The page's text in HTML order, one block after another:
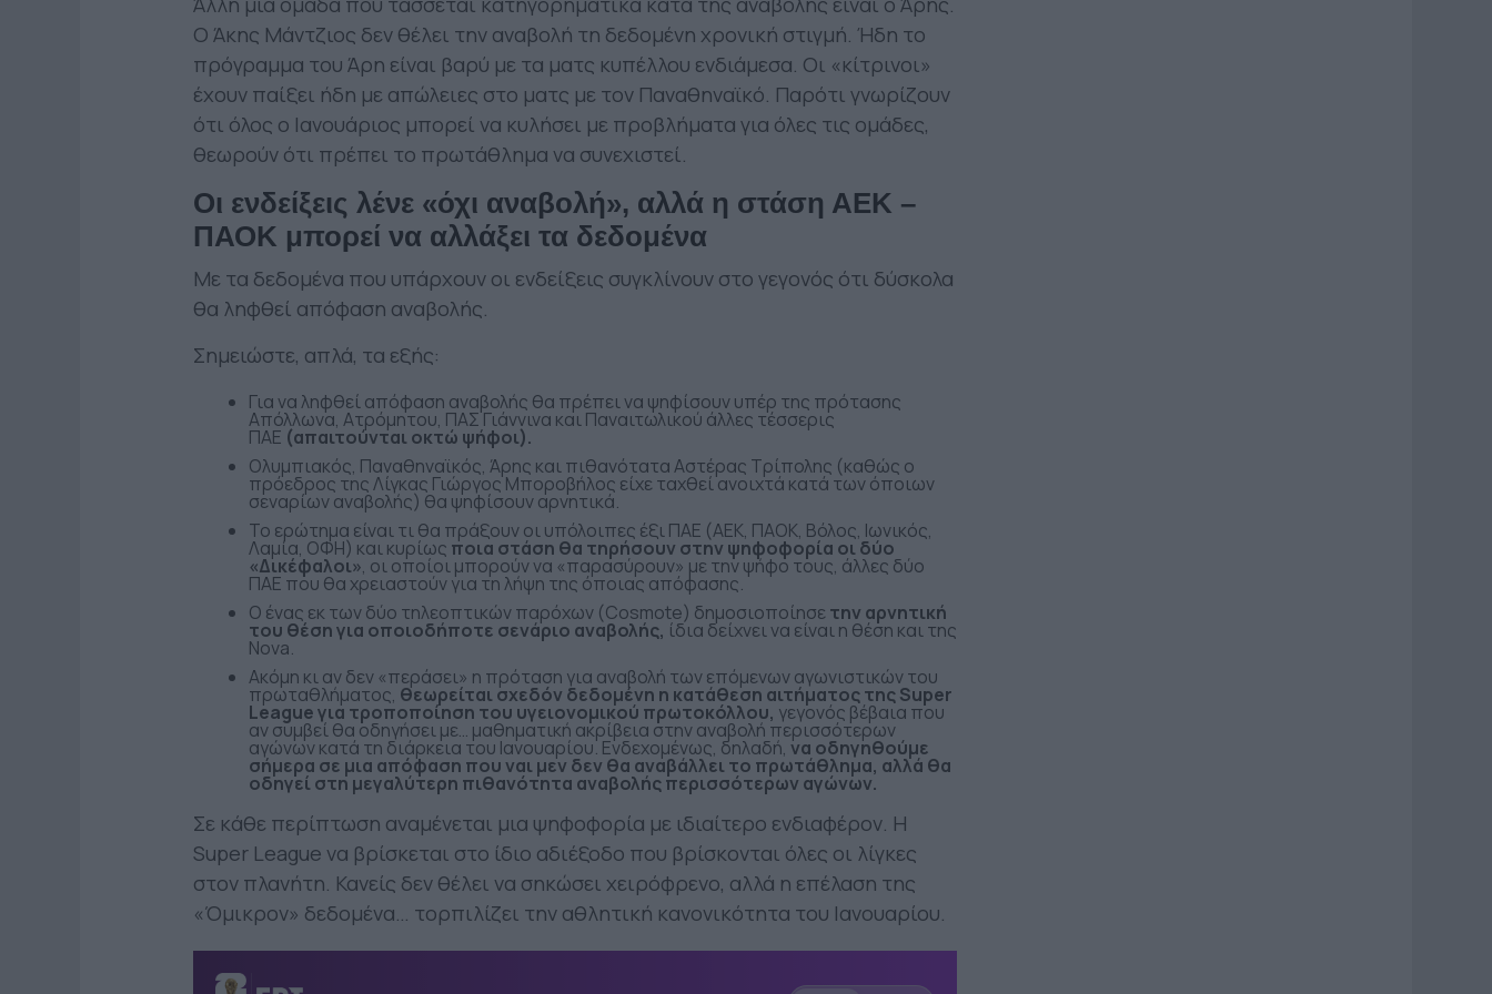
Ο Άκης Μάντζιος δεν θέλει την αναβολή τη δεδομένη χρονική στιγμή. Ήδη το
πρόγραμμα του Άρη είναι βαρύ με τα ματς κυπέλλου ενδιάμεσα. Οι «κίτρινοι»
έχουν παίξει ήδη με απώλειες στο ματς με τον Παναθηναϊκό. Παρότι γνωρίζουν
ότι όλος ο Ιανουάριος μπορεί να κυλήσει με προβλήματα για όλες τις ομάδες,
θεωρούν ότι πρέπει το πρωτάθλημα να συνεχιστεί.
Οι ενδείξεις λένε «όχι αναβολή», αλλά η στάση ΑΕΚ –
ΠΑΟΚ μπορεί να αλλάξει τα δεδομένα
Με τα δεδομένα που υπάρχουν οι ενδείξεις συγκλίνουν στο γεγονός ότι δύσκολα
θα ληφθεί απόφαση αναβολής.
Σημειώστε, απλά, τα εξής:
Για να ληφθεί απόφαση αναβολής θα πρέπει να ψηφίσουν υπέρ της πρότασης
Απόλλωνα, Ατρόμητου, ΠΑΣ Γιάννινα και Παναιτωλικού άλλες τέσσερις
ΠΑΕ (απαιτούνται οκτώ ψήφοι).
Ολυμπιακός, Παναθηναϊκός, Άρης και πιθανότατα Αστέρας Τρίπολης (καθώς ο
πρόεδρος της Λίγκας Γιώργος Μποροβήλος είχε ταχθεί ανοιχτά κατά των όποιων
σεναρίων αναβολής) θα ψηφίσουν αρνητικά.
Το ερώτημα είναι τι θα πράξουν οι υπόλοιπες έξι ΠΑΕ (ΑΕΚ, ΠΑΟΚ, Βόλος, Ιωνικός,
Λαμία, ΟΦΗ) και κυρίως ποια στάση θα τηρήσουν στην ψηφοφορία οι δύο
«Δικέφαλοι», οι οποίοι μπορούν να «παρασύρουν» με την ψήφο τους, άλλες δύο
ΠΑΕ που θα χρειαστούν για τη λήψη της όποιας απόφασης.
Ο ένας εκ των δύο τηλεοπτικών παρόχων (Cosmote) δημοσιοποίησε την αρνητική
του θέση για οποιοδήποτε σενάριο αναβολής, ίδια δείχνει να είναι η θέση και της
Nova.
Ακόμη κι αν δεν «περάσει» η πρόταση για αναβολή των επόμενων αγωνιστικών του
πρωταθλήματος, θεωρείται σχεδόν δεδομένη η κατάθεση αιτήματος της Super
League για τροποποίηση του υγειονομικού πρωτοκόλλου, γεγονός βέβαια που
αν συμβεί θα οδηγήσει με… μαθηματική ακρίβεια στην αναβολή περισσότερων
αγώνων κατά τη διάρκεια του Ιανουαρίου. Ενδεχομένως, δηλαδή, να οδηγηθούμε
σήμερα σε μια απόφαση που ναι μεν δεν θα αναβάλλει το πρωτάθλημα, αλλά θα
οδηγεί στη μεγαλύτερη πιθανότητα αναβολής περισσότερων αγώνων.
Σε κάθε περίπτωση αναμένεται μια ψηφοφορία με ιδιαίτερο ενδιαφέρον. Η
Super League να βρίσκεται στο ίδιο αδιέξοδο που βρίσκονται όλες οι λίγκες
στον πλανήτη. Κανείς δεν θέλει να σηκώσει χειρόφρενο, αλλά η επέλαση της
«Όμικρον» δεδομένα… τορπιλίζει την αθλητική κανονικότητα του Ιανουαρίου.